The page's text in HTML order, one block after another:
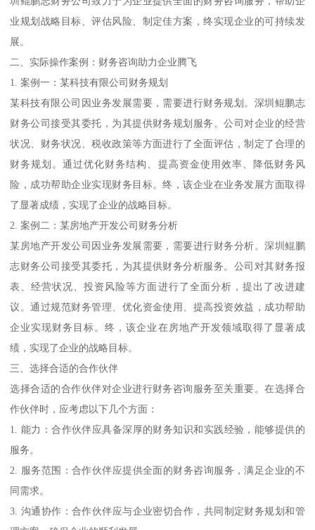
业规划战略目标、评估风险、制定佳方案，终实现企业的可持续发
展。
二、实际操作案例：财务咨询助力企业腾飞
1. 案例一：某科技有限公司财务规划
某科技有限公司因业务发展需要，需要进行财务规划。深圳鲲鹏志
财务公司接受其委托，为其提供财务规划服务。公司对企业的经营
状况、财务状况、税收政策等方面进行了全面评估，制定了合理的
财务规划。通过优化财务结构、提高资金使用效率、降低财务风
险，成功帮助企业实现财务目标。终，该企业在业务发展方面取得
了显著成绩，实现了企业的战略目标。
2. 案例二：某房地产开发公司财务分析
某房地产开发公司因业务发展需要，需要进行财务分析。深圳鲲鹏
志财务公司接受其委托，为其提供财务分析服务。公司对其财务报
表、经营状况、投资风险等方面进行了全面分析，提出了改进建
议。通过规范财务管理、优化资金使用、提高投资效益，成功帮助
企业实现财务目标。终，该企业在房地产开发领域取得了显著成
绩，实现了企业的战略目标。
三、选择合适的合作伙伴
选择合适的合作伙伴对企业进行财务咨询服务至关重要。在选择合
作伙伴时，应考虑以下几个方面：
1. 能力：合作伙伴应具备深厚的财务知识和实践经验，能够提供的
服务。
2. 服务范围：合作伙伴应提供全面的财务咨询服务，满足企业的不
同需求。
3. 沟通协作：合作伙伴应与企业密切合作，共同制定财务规划和管